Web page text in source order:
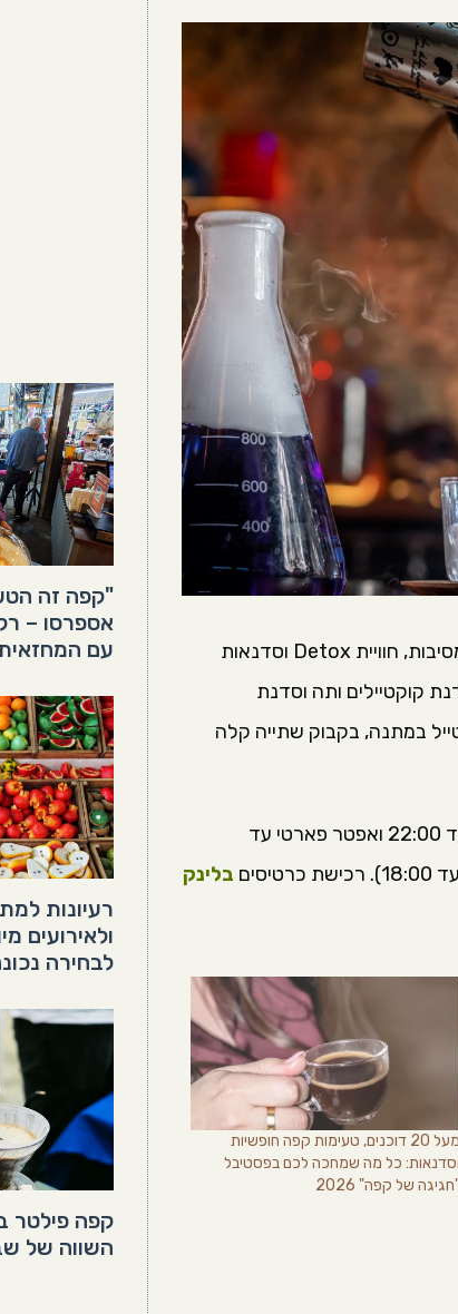
מלבד קוקטיילים, הפסטיבל יכלול מגוון מתחמים קולינריים, מתחמי מוזיקה ומסיבות, חוויית Detox וסדנאות
קוקטיילים ותה וסדנת
כוס קוקטייל במתנה, בקבוק שתייה קלה
פסטיבל הקוקטיילים ייערך בימים 1 באוגוסט (יום חמישי, פסטיבל מ-16:00 עד 22:00 ואפטר פארטי עד
בלינק
מעל 20 דוכנים, טעימות קפה חופשיות
וסדנאות: כל מה שמחכה לכם בפסטיבל
של קפה" 2026
"קפה זה
אספרסו –
עם
רעיונות
ולאירועים
לבחירה
השווה של